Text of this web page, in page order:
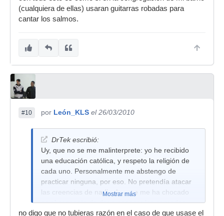
(cualquiera de ellas) usaran guitarras robadas para
cantar los salmos.
#10 por León_KLS el 26/03/2010
DrTek escribió:
Uy, que no se me malinterprete: yo he recibido
una educación católica, y respeto la religión de
cada uno. Personalmente me abstengo de
practicar ninguna, por eso. No pretendía atacar
las creencias de nadie. Lo que me ha chocado
es el concepto de dar a conocer las sagradas
escrituras rompiendo uno de sus preceptos
Mostrar más
no digo que no tubieras razón en el caso de que usase el